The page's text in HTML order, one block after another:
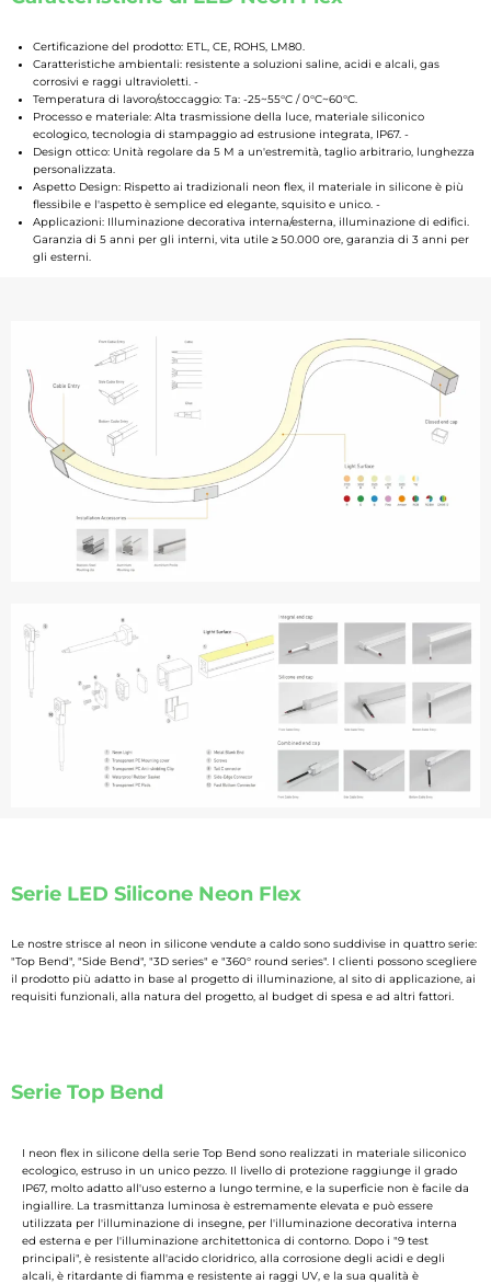
Certificazione del prodotto: ETL, CE, ROHS, LM80.
Caratteristiche ambientali: resistente a soluzioni saline, acidi e alcali, gas
corrosivi e raggi ultravioletti. -
Temperatura di lavoro/stoccaggio: Ta: -25~55°C / 0°C~60°C.
Processo e materiale: Alta trasmissione della luce, materiale siliconico
ecologico, tecnologia di stampaggio ad estrusione integrata, IP67. -
Design ottico: Unità regolare da 5 M a un'estremità, taglio arbitrario, lunghezza
personalizzata.
Aspetto Design: Rispetto ai tradizionali neon flex, il materiale in silicone è più
flessibile e l'aspetto è semplice ed elegante, squisito e unico. -
Applicazioni: Illuminazione decorativa interna/esterna, illuminazione di edifici.
Garanzia di 5 anni per gli interni, vita utile ≥ 50.000 ore, garanzia di 3 anni per
gli esterni.
Serie LED Silicone Neon Flex
Le nostre strisce al neon in silicone vendute a caldo sono suddivise in quattro serie:
"Top Bend", "Side Bend", "3D series" e "360° round series". I clienti possono scegliere
il prodotto più adatto in base al progetto di illuminazione, al sito di applicazione, ai
requisiti funzionali, alla natura del progetto, al budget di spesa e ad altri fattori.
Serie Top Bend
I neon flex in silicone della serie Top Bend sono realizzati in materiale siliconico
ecologico, estruso in un unico pezzo. Il livello di protezione raggiunge il grado
IP67, molto adatto all'uso esterno a lungo termine, e la superficie non è facile da
ingiallire. La trasmittanza luminosa è estremamente elevata e può essere
utilizzata per l'illuminazione di insegne, per l'illuminazione decorativa interna
ed esterna e per l'illuminazione architettonica di contorno. Dopo i "9 test
principali", è resistente all'acido cloridrico, alla corrosione degli acidi e degli
alcali, è ritardante di fiamma e resistente ai raggi UV, e la sua qualità è